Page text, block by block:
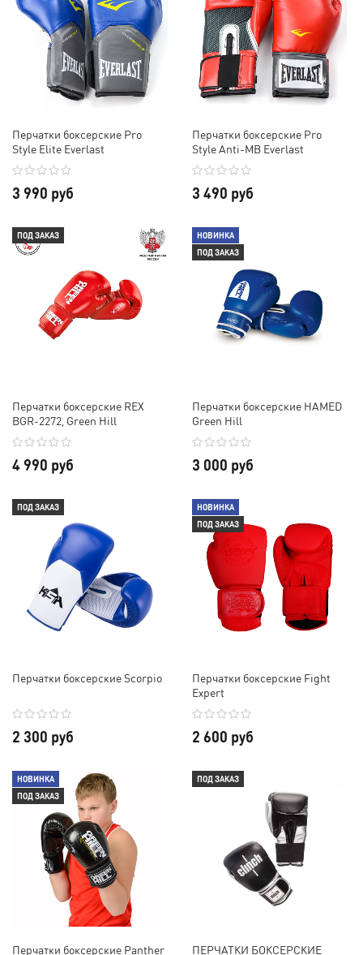
Перчатки боксерские Pro
Style Elite Everlast
3 990 руб
Перчатки боксерские Pro
Style Anti-MB Everlast
3 490 руб
ПОД ЗАКАЗ
Перчатки боксерские REX
BGR-2272, Green Hill
4 990 руб
НОВИНКА
ПОД ЗАКАЗ
Перчатки боксерские HAMED
Green Hill
3 000 руб
ПОД ЗАКАЗ
Перчатки боксерские Scorpio
2 300 руб
НОВИНКА
ПОД ЗАКАЗ
Перчатки боксерские Fight
Expert
2 600 руб
НОВИНКА
ПОД ЗАКАЗ
Перчатки боксерские Panther
ПОД ЗАКАЗ
ПЕРЧАТКИ БОКСЕРСКИЕ